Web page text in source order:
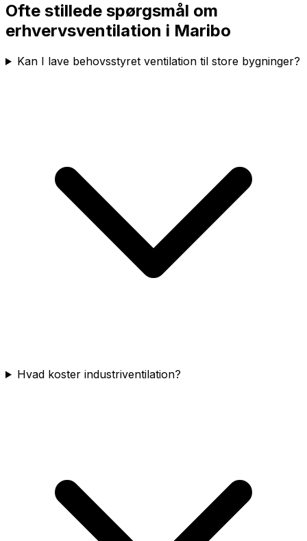
Ofte stillede spørgsmål om
erhvervsventilation i Maribo
Kan I lave behovsstyret ventilation til store bygninger?
Hvad koster industriventilation?